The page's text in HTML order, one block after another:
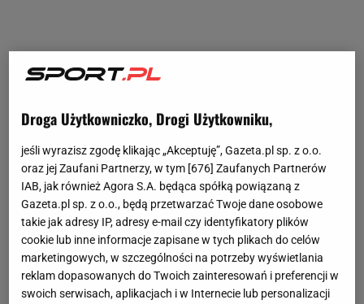
Droga Użytkowniczko, Drogi Użytkowniku,
jeśli wyrazisz zgodę klikając „Akceptuję”, Gazeta.pl sp. z o.o.
oraz jej Zaufani Partnerzy, w tym [676] Zaufanych Partnerów
IAB, jak również Agora S.A. będąca spółką powiązaną z
Gazeta.pl sp. z o.o., będą przetwarzać Twoje dane osobowe
takie jak adresy IP, adresy e-mail czy identyfikatory plików
cookie lub inne informacje zapisane w tych plikach do celów
marketingowych, w szczególności na potrzeby wyświetlania
reklam dopasowanych do Twoich zainteresowań i preferencji w
swoich serwisach, aplikacjach i w Internecie lub personalizacji